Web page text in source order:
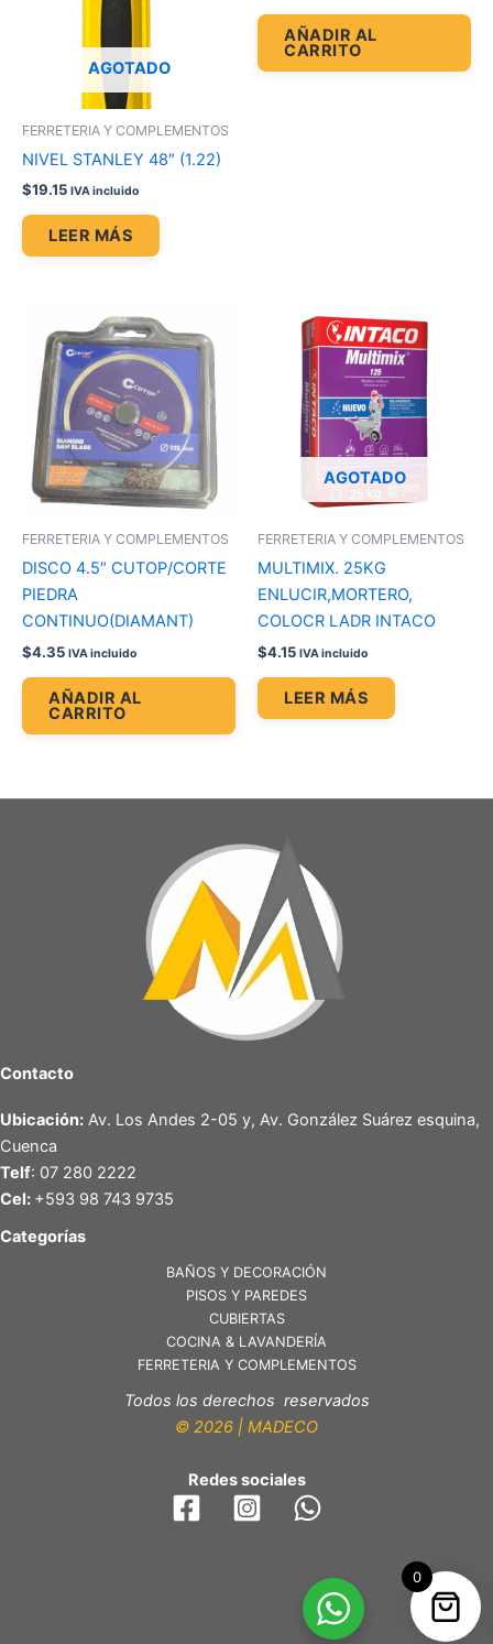
AGOTADO
FERRETERIA Y COMPLEMENTOS
NIVEL STANLEY 48″ (1.22)
$19.15 IVA incluido
LEER MÁS
AÑADIR AL
CARRITO
FERRETERIA Y COMPLEMENTOS
DISCO 4.5″ CUTOP/CORTE
PIEDRA
CONTINUO(DIAMANT)
$4.35 IVA incluido
AÑADIR AL
CARRITO
AGOTADO
FERRETERIA Y COMPLEMENTOS
MULTIMIX. 25KG
ENLUCIR,MORTERO,
COLOCR LADR INTACO
$4.15 IVA incluido
LEER MÁS
Contacto
Ubicación: Av. Los Andes 2-05 y, Av. González Suárez esquina,
Cuenca
Telf: 07 280 2222
Cel: +593 98 743 9735
Categorías
BAÑOS Y DECORACIÓN
PISOS Y PAREDES
CUBIERTAS
COCINA & LAVANDERÍA
FERRETERIA Y COMPLEMENTOS
Todos los derechos reservados
© 2026 | MADECO
Redes sociales
0